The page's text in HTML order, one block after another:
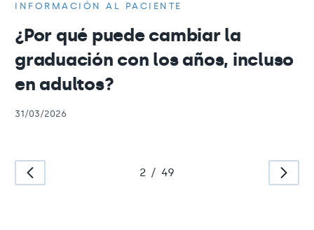
INFORMACIÓN AL PACIENTE
¿Por qué puede cambiar la
graduación con los años, incluso
en adultos?
31/03/2026
2 / 49